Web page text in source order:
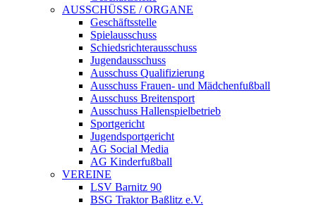
AUSSCHÜSSE / ORGANE
Geschäftsstelle
Spielausschuss
Schiedsrichterausschuss
Jugendausschuss
Ausschuss Qualifizierung
Ausschuss Frauen- und Mädchenfußball
Ausschuss Breitensport
Ausschuss Hallenspielbetrieb
Sportgericht
Jugendsportgericht
AG Social Media
AG Kinderfußball
VEREINE
LSV Barnitz 90
BSG Traktor Baßlitz e.V.